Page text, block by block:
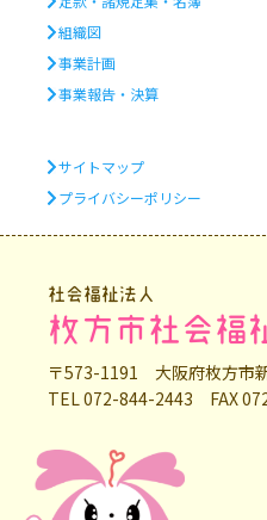
組織図
事業計画
事業報告・決算
サイトマップ
プライバシーポリシー
社会福祉法人
枚方市社会福
〒573-1191 大阪府枚方市
TEL 072-844-2443 FAX